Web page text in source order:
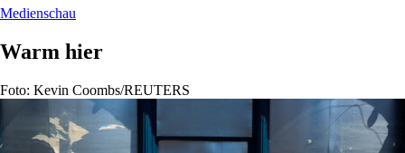
Medienschau
Warm hier
Foto: Kevin Coombs/REUTERS